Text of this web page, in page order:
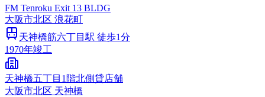
FM Tenroku Exit 13 BLDG
大阪市北区 浪花町
天神橋筋六丁目 駅 徒歩1分
1970年竣工
天神橋五丁目1階北側貸店舗
大阪市北区 天神橋